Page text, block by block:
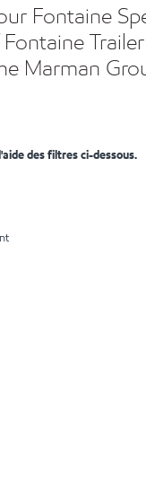
Fontaine
Marman
des filtres ci-dessous.